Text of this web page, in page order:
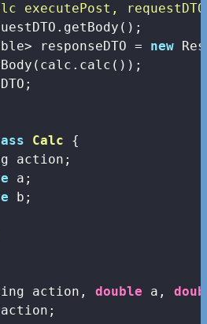
executePost,
responseDTO =
new
Calc
{
action;
a;
b;
action, double a,
action;